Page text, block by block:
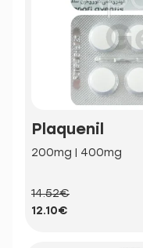
Plaquenil
200mg | 400mg
14.52€
12.10€